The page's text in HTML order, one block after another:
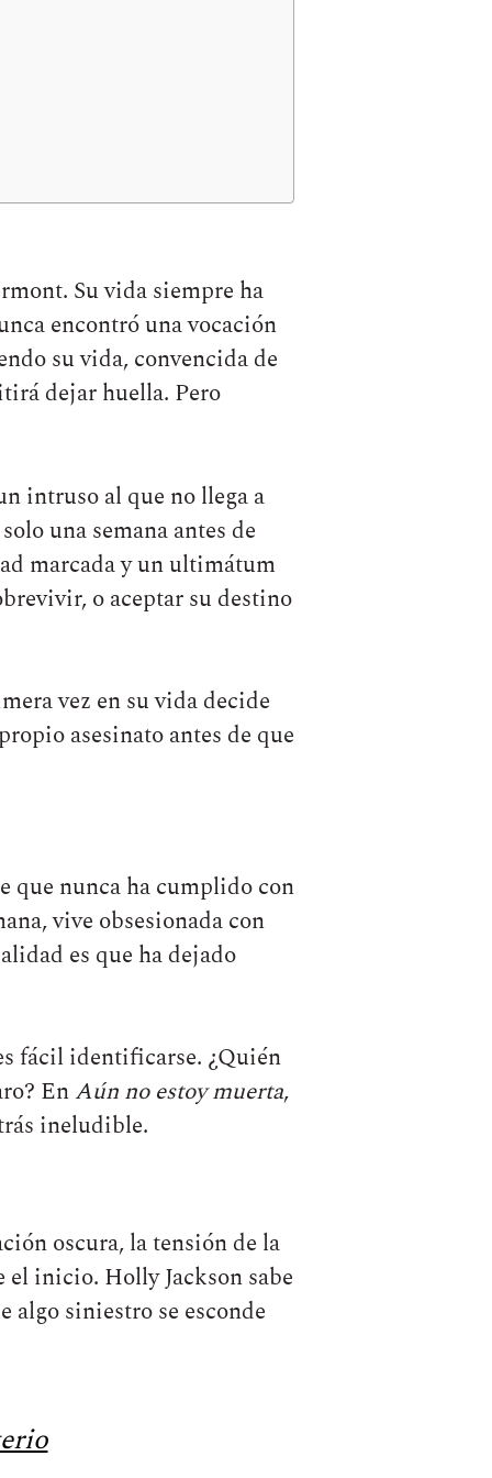
Su vida siempre ha
encontró una vocación
su vida, convencida de
dejar huella. Pero
intruso al que no llega a
una semana antes de
marcada y un ultimátum
o aceptar su destino
vez en su vida decide
asesinato antes de que
que nunca ha cumplido con
vive obsesionada con
es que ha dejado
fácil identificarse. ¿Quién
EnAún no estoy muerta,
ineludible.
oscura, la tensión de la
inicio. Holly Jackson sabe
algo siniestro se esconde